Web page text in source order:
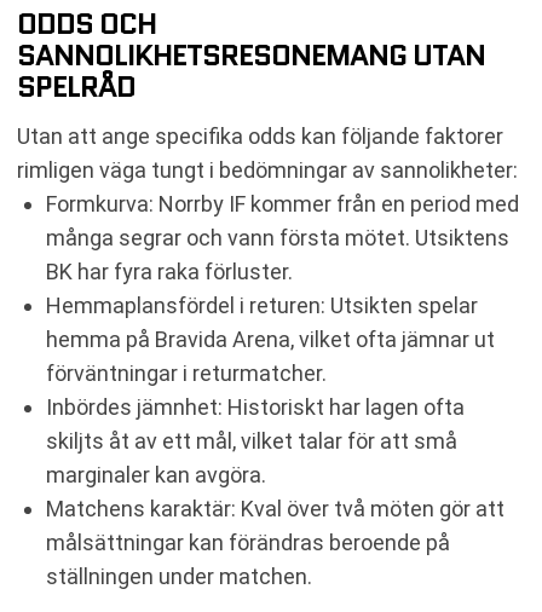
ODDS OCH
SANNOLIKHETSRESONEMANG UTAN
SPELRÅD
Utan att ange specifika odds kan följande faktorer
rimligen väga tungt i bedömningar av sannolikheter:
Formkurva: Norrby IF kommer från en period med
många segrar och vann första mötet. Utsiktens
BK har fyra raka förluster.
Hemmaplansfördel i returen: Utsikten spelar
hemma på Bravida Arena, vilket ofta jämnar ut
förväntningar i returmatcher.
Inbördes jämnhet: Historiskt har lagen ofta
skiljts åt av ett mål, vilket talar för att små
marginaler kan avgöra.
Matchens karaktär: Kval över två möten gör att
målsättningar kan förändras beroende på
ställningen under matchen.